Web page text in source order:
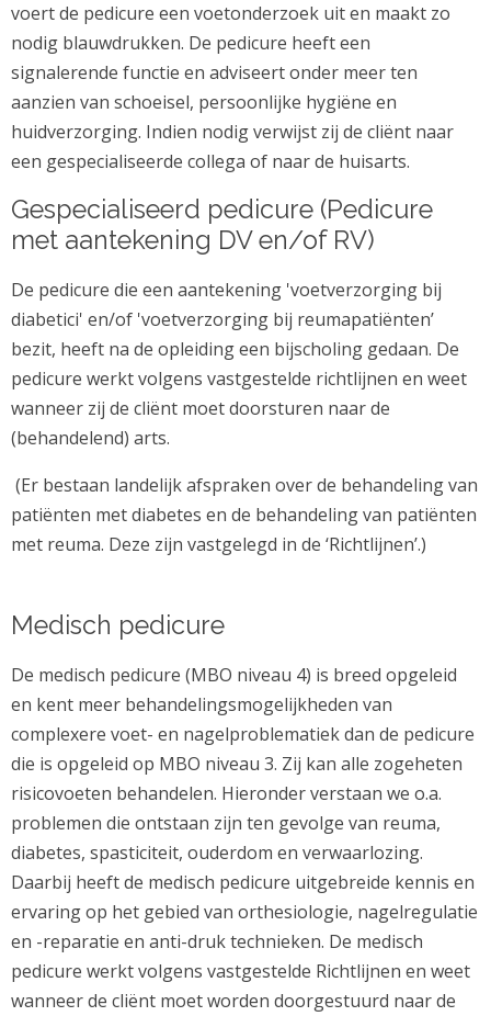
voert de pedicure een voetonderzoek uit en maakt zo
nodig blauwdrukken. De pedicure heeft een
signalerende functie en adviseert onder meer ten
aanzien van schoeisel, persoonlijke hygiëne en
huidverzorging. Indien nodig verwijst zij de cliënt naar
een gespecialiseerde collega of naar de huisarts.
Gespecialiseerd pedicure (Pedicure
met aantekening DV en/of RV)
De pedicure die een aantekening 'voetverzorging bij
diabetici' en/of 'voetverzorging bij reumapatiënten’
bezit, heeft na de opleiding een bijscholing gedaan. De
pedicure werkt volgens vastgestelde richtlijnen en weet
wanneer zij de cliënt moet doorsturen naar de
(behandelend) arts.
(Er bestaan landelijk afspraken over de behandeling van
patiënten met diabetes en de behandeling van patiënten
met reuma. Deze zijn vastgelegd in de ‘Richtlijnen’.)
Medisch pedicure
De medisch pedicure (MBO niveau 4) is breed opgeleid
en kent meer behandelingsmogelijkheden van
complexere voet- en nagelproblematiek dan de pedicure
die is opgeleid op MBO niveau 3. Zij kan alle zogeheten
risicovoeten behandelen. Hieronder verstaan we o.a.
problemen die ontstaan zijn ten gevolge van reuma,
diabetes, spasticiteit, ouderdom en verwaarlozing.
Daarbij heeft de medisch pedicure uitgebreide kennis en
ervaring op het gebied van orthesiologie, nagelregulatie
en -reparatie en anti-druk technieken. De medisch
pedicure werkt volgens vastgestelde Richtlijnen en weet
wanneer de cliënt moet worden doorgestuurd naar de